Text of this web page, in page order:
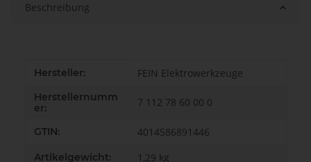
Beschreibung
Produkteigenschaft
Wert
Hersteller: FEIN Elektrowerkzeuge
Herstellernumm
er:
7 112 78 60 00 0
GTIN: 4014586891446
Artikelgewicht: 1,29 kg